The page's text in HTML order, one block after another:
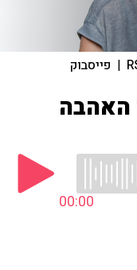
| פייסבוק
האהבה
00:00